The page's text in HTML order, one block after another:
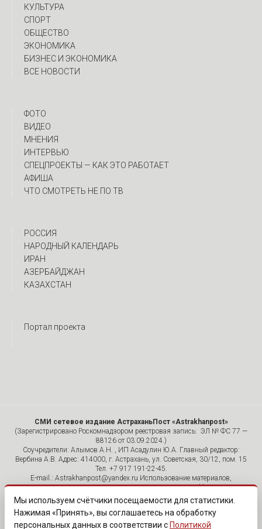
КУЛЬТУРА
СПОРТ
ОБЩЕСТВО
ЭКОНОМИКА
БИЗНЕС И ЭКОНОМИКА
ВСЕ НОВОСТИ
ФОТО
ВИДЕО
МНЕНИЯ
ИНТЕРВЬЮ
CПЕЦПРОЕКТЫ — КАК ЭТО РАБОТАЕТ
АФИША
ЧТО СМОТРЕТЬ НЕ ПО ТВ
РОССИЯ
НАРОДНЫЙ КАЛЕНДАРЬ
ИРАН
АЗЕРБАЙДЖАН
КАЗАХСТАН
Портал проекта
СМИ сетевое издание АстраханьПост «Astrakhanpost»
(Зарегистрировано Роскомнадзором реестровая запись: ЭЛ № ФС 77 —
88126 от 03.09.2024.)
Соучредители: Алымов А.Н. , ИП Асадулин Ю.А. Главный редактор:
Вербина А.В. Адрес: 414000, г. Астрахань, ул. Советская, 30/12, пом. 15
Тел. +7 917 191-22-45.
E-mail.: Astrakhanpost@yandex.ru Использование материалов,
размещенных на страницах сетевого издания «Astrakhanpost»,
допускается исключительно с указанием источника и публикацией
активной гиперссылки на портал Astrakhanpost.ru. Комментарии
читателей сайта размещаются без предварительного редактирования.
Редакция оставляет за собой право удалить их с сайта или
Мы используем счётчики посещаемости для статистики.
Нажимая «Принять», вы соглашаетесь на обработку
персональных данных в соответствии с Политикой